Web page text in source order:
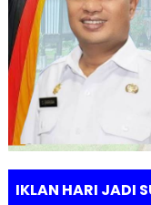
IKLAN HARI JADI